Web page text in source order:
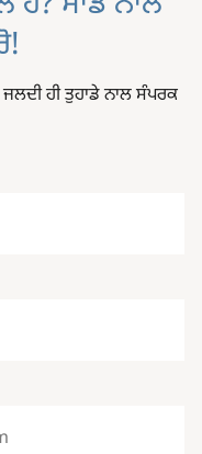
ਹੀ ਤੁਹਾਡੇ ਨਾਲ ਸੰਪਰਕ